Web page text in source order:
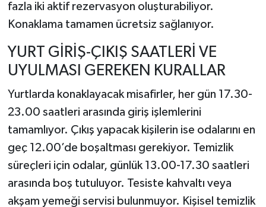
fazla iki aktif rezervasyon oluşturabiliyor.
Konaklama tamamen ücretsiz sağlanıyor.
YURT GİRİŞ-ÇIKIŞ SAATLERİ VE
UYULMASI GEREKEN KURALLAR
Yurtlarda konaklayacak misafirler, her gün 17.30-
23.00 saatleri arasında giriş işlemlerini
tamamlıyor. Çıkış yapacak kişilerin ise odalarını en
geç 12.00’de boşaltması gerekiyor. Temizlik
süreçleri için odalar, günlük 13.00-17.30 saatleri
arasında boş tutuluyor. Tesiste kahvaltı veya
akşam yemeği servisi bulunmuyor. Kişisel temizlik